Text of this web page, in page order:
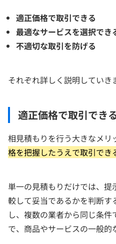
適正価格で取引できる
最適なサービスを選択でき
不適切な取引を防げる
それぞれ詳しく説明していき
適正価格で取引でき
相見積もりを行う大きなメリ
格を把握したうえで取引でき
単一の見積もりだけでは、
較して妥当であるかを判断
し、複数の業者から同じ条
で、商品やサービスの一般的